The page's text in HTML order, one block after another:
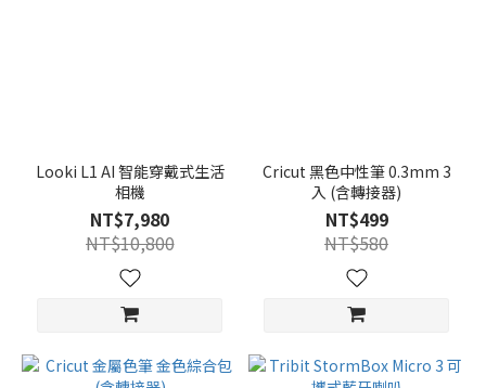
Looki L1 AI 智能穿戴式生活
相機
NT$7,980
NT$10,800
Cricut 黑色中性筆 0.3mm 3
入 (含轉接器)
NT$499
NT$580